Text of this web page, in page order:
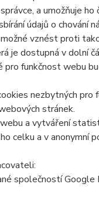
a umožňuje
údajů o chování
vznést proti
je dostupná v dolní
funkčnost webu
nezbytných pro
stránek.
a vytváření
celku a v anonymní
společností